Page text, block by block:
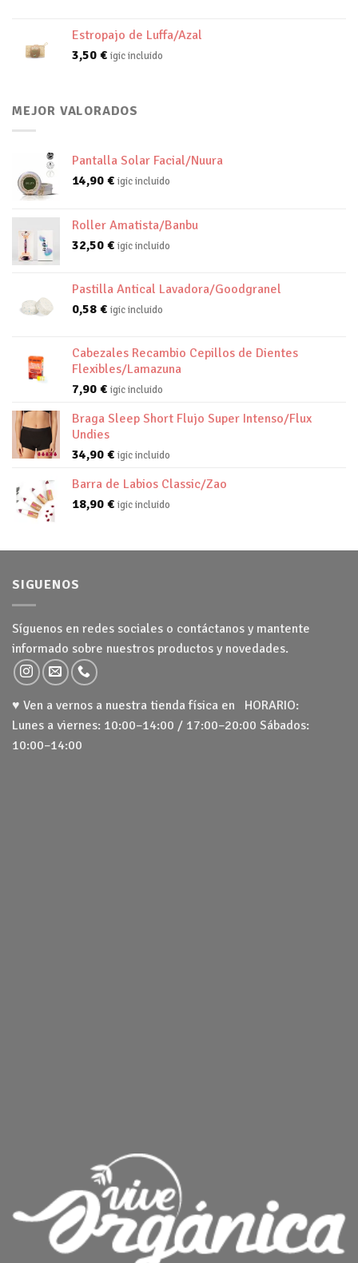
Estropajo de Luffa/Azal
3,50 € igic incluido
MEJOR VALORADOS
Pantalla Solar Facial/Nuura
14,90 € igic incluido
Roller Amatista/Banbu
32,50 € igic incluido
Pastilla Antical Lavadora/Goodgranel
0,58 € igic incluido
Cabezales Recambio Cepillos de Dientes
Flexibles/Lamazuna
7,90 € igic incluido
Braga Sleep Short Flujo Super Intenso/Flux
Undies
34,90 € igic incluido
Barra de Labios Classic/Zao
18,90 € igic incluido
SIGUENOS
Síguenos en redes sociales o contáctanos y mantente
informado sobre nuestros productos y novedades.
♥ Ven a vernos a nuestra tienda física en HORARIO:
Lunes a viernes: 10:00–14:00 / 17:00–20:00 Sábados:
10:00–14:00